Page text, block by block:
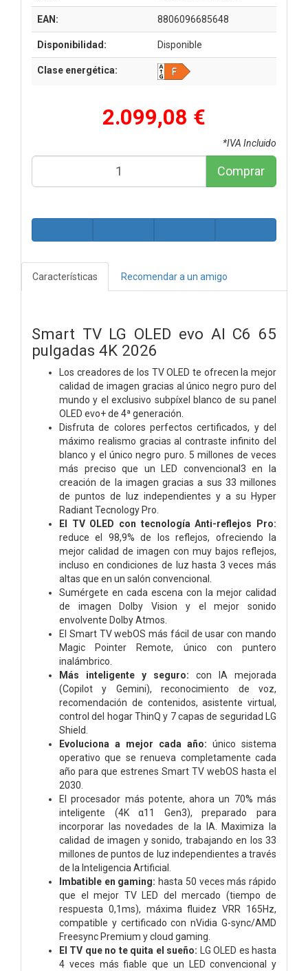
EAN: 8806096685648
Disponibilidad: Disponible
Clase energética:
2.099,08 €
*IVA Incluido
Comprar
Características Recomendar a un amigo
Smart TV LG OLED evo AI C6 65
pulgadas 4K 2026
Los creadores de los TV OLED te ofrecen la mejor
calidad de imagen gracias al único negro puro del
mundo y el exclusivo subpíxel blanco de su panel
OLED evo+ de 4ª generación.
Disfruta de colores perfectos certificados, y del
máximo realismo gracias al contraste infinito del
blanco y el único negro puro. 5 millones de veces
más preciso que un LED convencional3 en la
creación de la imagen gracias a sus 33 millones
de puntos de luz independientes y a su Hyper
Radiant Tecnology Pro.
El TV OLED con tecnología Anti-reflejos Pro:
reduce el 98,9% de los reflejos, ofreciendo la
mejor calidad de imagen con muy bajos reflejos,
incluso en condiciones de luz hasta 3 veces más
altas que en un salón convencional.
Sumérgete en cada escena con la mejor calidad
de imagen Dolby Vision y el mejor sonido
envolvente Dolby Atmos.
El Smart TV webOS más fácil de usar con mando
Magic Pointer Remote, único con puntero
inalámbrico.
Más inteligente y seguro: con IA mejorada
(Copilot y Gemini), reconocimiento de voz,
recomendación de contenidos, asistente virtual,
control del hogar ThinQ y 7 capas de seguridad LG
Shield.
Evoluciona a mejor cada año: único sistema
operativo que se renueva completamente cada
año para que estrenes Smart TV webOS hasta el
2030.
El procesador más potente, ahora un 70% más
inteligente (4K α11 Gen3), preparado para
incorporar las novedades de la IA. Maximiza la
calidad de imagen y sonido, trabajando en los 33
millones de puntos de luz independientes a través
de la Inteligencia Artificial.
Imbatible en gaming: hasta 50 veces más rápido
que el mejor TV LED del mercado (tiempo de
respuesta 0,1ms), máxima fluidez VRR 165Hz,
compatible y certificado con nVidia G-sync/AMD
Freesync Premium y cloud gaming.
El TV que no te quita el sueño: LG OLED es hasta
4 veces más fiable que un LED convencional y